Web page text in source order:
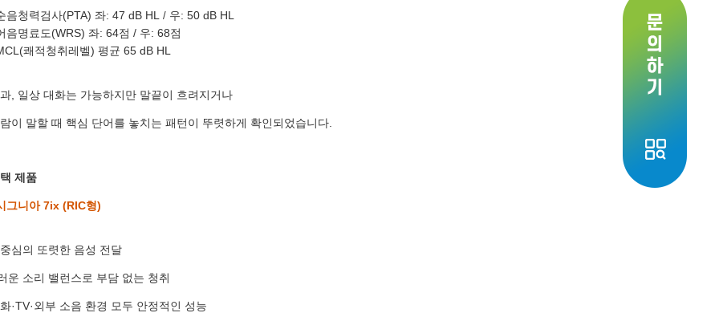
음청력검사(PTA) 좌: 47 dB HL / 우: 50 dB HL
음명료도(WRS) 좌: 64점 / 우: 68점
쾌적청취레벨) 평균 65 dB HL
, 일상 대화는 가능하지만 말끝이 흐려지거나
이 말할 때 핵심 단어를 놓치는 패턴이 뚜렷하게 확인되었습니다.
제품
그니아 7ix (RIC형)
심의 또렷한 음성 전달
운 소리 밸런스로 부담 없는 청취
·TV·외부 소음 환경 모두 안정적인 성능
터
약날짜
약시간
야